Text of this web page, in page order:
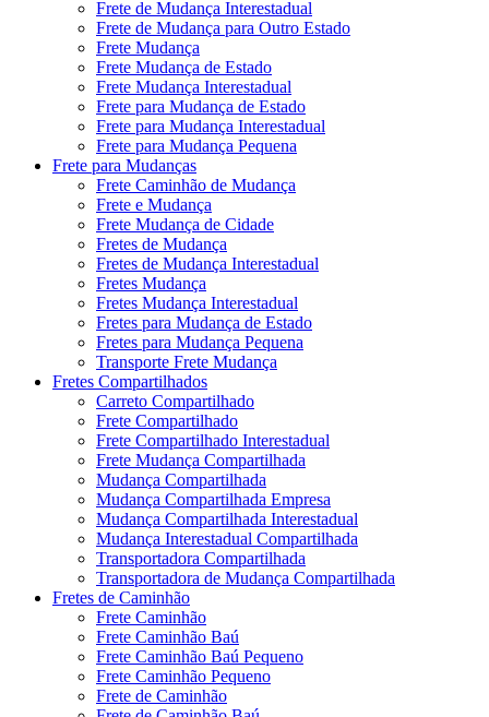
Frete de Mudança Interestadual
Frete de Mudança para Outro Estado
Frete Mudança
Frete Mudança de Estado
Frete Mudança Interestadual
Frete para Mudança de Estado
Frete para Mudança Interestadual
Frete para Mudança Pequena
Frete para Mudanças
Frete Caminhão de Mudança
Frete e Mudança
Frete Mudança de Cidade
Fretes de Mudança
Fretes de Mudança Interestadual
Fretes Mudança
Fretes Mudança Interestadual
Fretes para Mudança de Estado
Fretes para Mudança Pequena
Transporte Frete Mudança
Fretes Compartilhados
Carreto Compartilhado
Frete Compartilhado
Frete Compartilhado Interestadual
Frete Mudança Compartilhada
Mudança Compartilhada
Mudança Compartilhada Empresa
Mudança Compartilhada Interestadual
Mudança Interestadual Compartilhada
Transportadora Compartilhada
Transportadora de Mudança Compartilhada
Fretes de Caminhão
Frete Caminhão
Frete Caminhão Baú
Frete Caminhão Baú Pequeno
Frete Caminhão Pequeno
Frete de Caminhão